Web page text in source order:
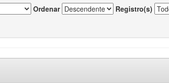
Ordenar Registro(s)